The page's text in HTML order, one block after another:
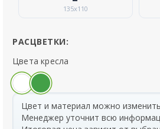
135x110
РАСЦВЕТКИ:
Цвета кресла
Цвет и материал можно
Менеджер уточнит всю